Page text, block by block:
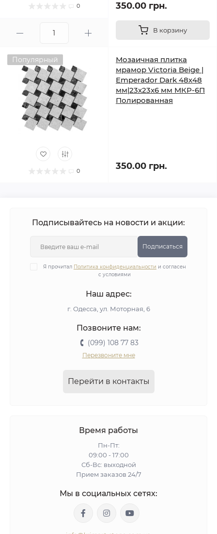
0 350.00 грн.
В корзину
Популярный
0
Мозаичная плитка
мрамор Victoria Beige |
Emperador Dark 48х48
мм|23х23x6 мм МКР-6П
Полированная
350.00 грн.
Подписывайтесь на новости и акции:
Подписаться
Я прочитал Политика конфиденциальности и согласен
с условиями
Наш адрес:
г. Одесса, ул. Моторная, 6
Позвоните нам:
(099) 108 77 83
Перезвоните мне
Перейти в контакты
Время работы
Пн-Пт:
09:00 - 17:00
Сб-Вс: выходной
Прием заказов 24/7
Мы в социальных сетях: